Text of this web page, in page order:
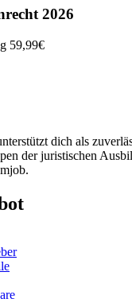
2026
59,99€
dich als
der juristischen